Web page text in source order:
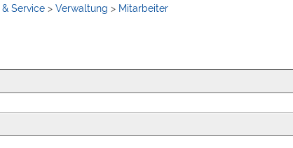
Service > Verwaltung > Mitarbeiter